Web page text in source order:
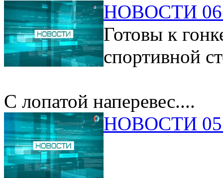
НОВОСТИ
Готовы к
спортивной
С лопатой наперевес....
НОВОСТИ